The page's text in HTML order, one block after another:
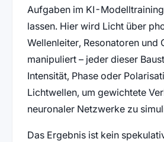
Aufgaben im KI-
lassen. Hier wird Licht über
Wellenleiter, Resonatoren und
manipuliert – jeder dieser
Intensität, Phase oder
Lichtwellen, um gewichtete
neuronaler Netzwerke zu
Das Ergebnis ist kein